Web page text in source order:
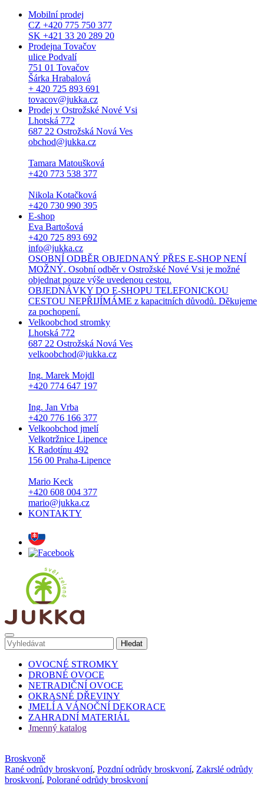
Mobilní prodej
CZ +420 775 750 377
SK +421 33 20 289 20
Prodejna Tovačov
ulice Podvalí
751 01 Tovačov
Šárka Hrabalová
+ 420 725 893 691
tovacov@jukka.cz
Prodej v Ostrožské Nové Vsi
Lhotská 772
687 22 Ostrožská Nová Ves
obchod@jukka.cz
Tamara Matoušková
+420 773 538 377
Nikola Kotačková
+420 730 990 395
E-shop
Eva Bartošová
+420 725 893 692
info@jukka.cz
OSOBNÍ ODBĚR OBJEDNANÝ PŘES E-SHOP NENÍ
MOŽNÝ. Osobní odběr v Ostrožské Nové Vsi je možné
objednat pouze výše uvedenou cestou.
OBJEDNÁVKY DO E-SHOPU TELEFONICKOU
CESTOU NEPŘIJÍMÁME z kapacitních důvodů. Děkujeme
za pochopení.
Velkoobchod stromky
Lhotská 772
687 22 Ostrožská Nová Ves
velkoobchod@jukka.cz
Ing. Marek Mojdl
+420 774 647 197
Ing. Jan Vrba
+420 776 166 377
Velkoobchod jmelí
Velkotržnice Lipence
K Radotínu 492
156 00 Praha-Lipence
Mario Keck
+420 608 004 377
mario@jukka.cz
KONTAKTY
OVOCNÉ STROMKY
DROBNÉ OVOCE
NETRADIČNÍ OVOCE
OKRASNÉ DŘEVINY
JMELÍ A VÁNOČNÍ DEKORACE
ZAHRADNÍ MATERIÁL
Jmenný katalog
Broskvoně
Rané odrůdy broskvoní, Pozdní odrůdy broskvoní, Zakrslé odrůdy
broskvoní, Polorané odrůdy broskvoní